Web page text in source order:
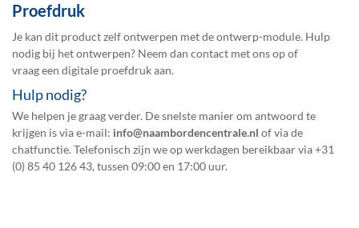
Proefdruk
Je kan dit product zelf ontwerpen met de ontwerp-module. Hulp
nodig bij het ontwerpen? Neem dan contact met ons op of
vraag een digitale proefdrukaan.
Hulp nodig?
We helpen je graag verder. De snelste manier om antwoord te
krijgen is via e-mail: info@naambordencentrale.nl of via de
chatfunctie. Telefonisch zijn we op werkdagen bereikbaar via+31
(0) 85 40 126 43, tussen 09:00 en 17:00 uur.